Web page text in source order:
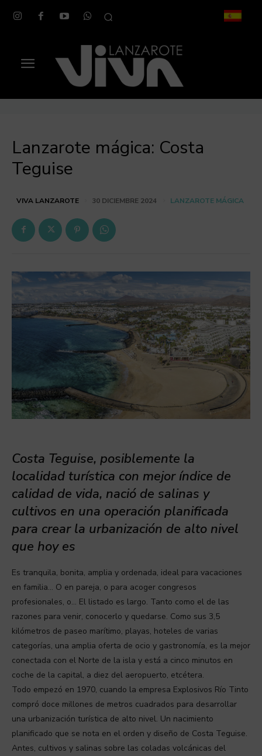
Lanzarote mágica: Costa
Teguise
VIVA LANZAROTE 30 DICIEMBRE 2024 LANZAROTE MÁGICA
Costa Teguise, posiblemente la
localidad turística con mejor índice de
calidad de vida, nació de salinas y
cultivos en una operación planificada
para crear la urbanización de alto nivel
que hoy es
Es tranquila, bonita, amplia y ordenada, ideal para vacaciones
en familia… O en pareja, o para acoger congresos
profesionales, o… El listado es largo. Tanto como el de las
razones para venir, conocerlo y quedarse. Como sus 3,5
kilómetros de paseo marítimo, playas, hoteles de varias
categorías, una amplia oferta de ocio y gastronomía, es la mejor
conectada con el Norte de la isla y está a cinco minutos en
coche de la capital, a diez del aeropuerto, etcétera.
Todo empezó en 1970, cuando la empresa Explosivos Río Tinto
compró doce millones de metros cuadrados para desarrollar
una urbanización turística de alto nivel. Un nacimiento
planificado que se nota en el orden y diseño de Costa Teguise.
Antes, cultivos y salinas sobre las coladas volcánicas del